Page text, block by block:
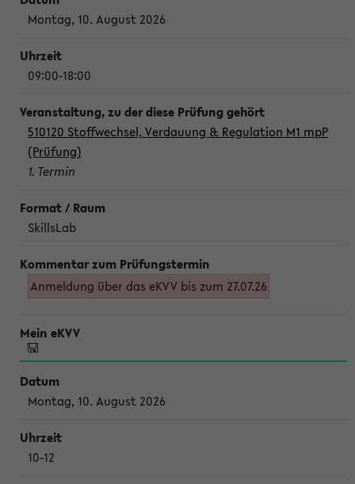
Montag, 10. August 2026
09:00-18:00
510120 Stoffwechsel, Verdauung & Regulation M1 mpP
(Prüfung)
1. Termin
SkillsLab
Anmeldung über das eKVV bis zum 27.07.26
Montag, 10. August 2026
10-12